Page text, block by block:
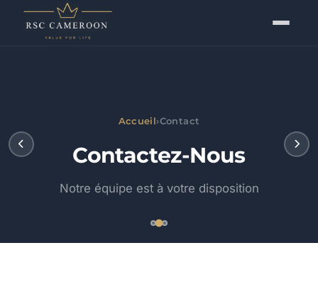
Accueil›Contact
Contactez-Nous
Notre équipe est à votre disposition